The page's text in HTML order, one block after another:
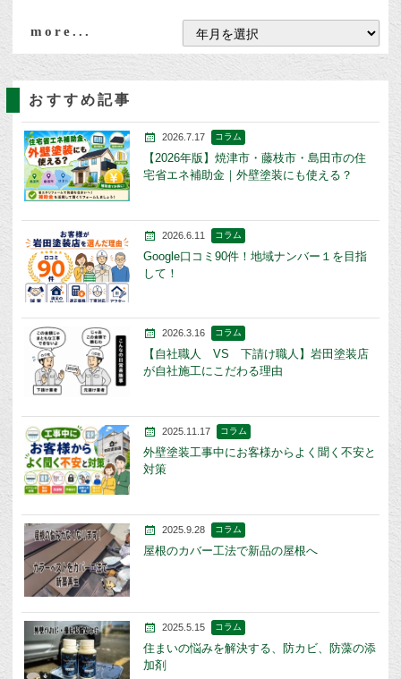
more...
おすすめ記事
2026.7.17 コラム
【2026年版】焼津市・藤枝市・島田市の住
宅省エネ補助金｜外壁塗装にも使える？
2026.6.11 コラム
Google口コミ90件！地域ナンバー１を目指
して！
2026.3.16 コラム
【自社職人 VS 下請け職人】岩田塗装店
が自社施工にこだわる理由
2025.11.17 コラム
外壁塗装工事中にお客様からよく聞く不安と
対策
2025.9.28 コラム
屋根のカバー工法で新品の屋根へ
2025.5.15 コラム
住まいの悩みを解決する、防カビ、防藻の添
加剤